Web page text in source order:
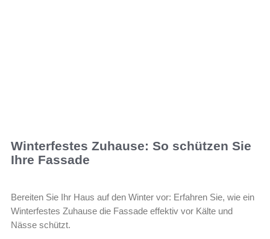
Winterfestes Zuhause: So schützen Sie
Ihre Fassade
Bereiten Sie Ihr Haus auf den Winter vor: Erfahren Sie, wie ein
Winterfestes Zuhause die Fassade effektiv vor Kälte und
Nässe schützt.